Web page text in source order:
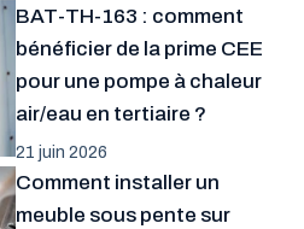
BAT-TH-163 : comment
bénéficier de la prime CEE
pour une pompe à chaleur
air/eau en tertiaire ?
21 juin 2026
Comment installer un
meuble sous pente sur